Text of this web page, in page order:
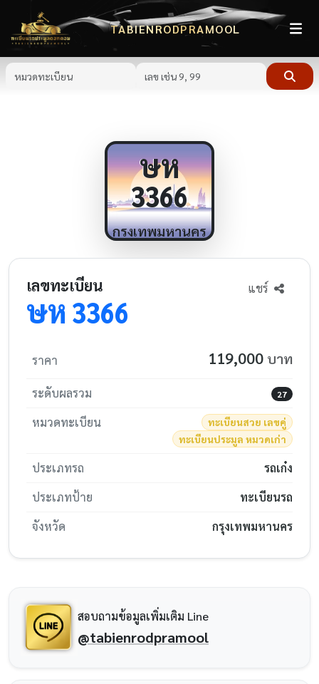
TABIENRODPRAMOOL
ษห
3366
กรุงเทพมหานคร
เลขทะเบียน
ษห 3366
แชร์
ราคา 119,000 บาท
ระดับผลรวม 27
หมวดทะเบียน
ทะเบียนสวย เลขคู่
ทะเบียนประมูล หมวดเก่า
ประเภทรถ
รถเก๋ง
ประเภทป้าย
ทะเบียนรถ
จังหวัด
กรุงเทพมหานคร
สอบถามข้อมูลเพิ่มเติม Line
@tabienrodpramool